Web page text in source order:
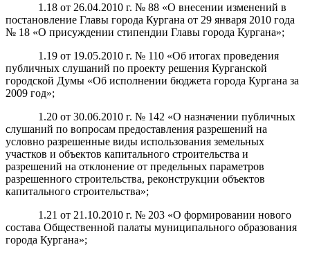
1.18 от 26.04.2010 г. № 88 «О внесении изменений в
постановление Главы города Кургана от 29 января 2010 года
№ 18 «О присуждении стипендии Главы города Кургана»;
1.19 от 19.05.2010 г. № 110 «Об итогах проведения
публичных слушаний по проекту решения Курганской
городской Думы «Об исполнении бюджета города Кургана за
2009 год»;
1.20 от 30.06.2010 г. № 142 «О назначении публичных
слушаний по вопросам предоставления разрешений на
условно разрешенные виды использования земельных
участков и объектов капитального строительства и
разрешений на отклонение от предельных параметров
разрешенного строительства, реконструкции объектов
капитального строительства»;
1.21 от 21.10.2010 г. № 203 «О формировании нового
состава Общественной палаты муниципального образования
города Кургана»;